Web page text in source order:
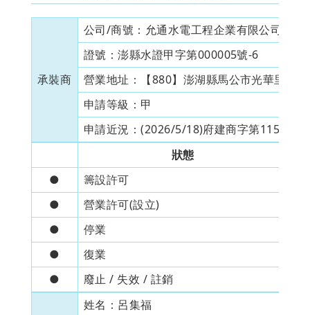
承裝商
公司/商號： 允通水電工程企業有限公司
證號：澎縣水證甲字第000005號-6
營業地址：
【880】澎湖縣馬公市光華里130
申請等級： 甲
申請近況：(2026/5/18)府建商字第
狀態
●
籌設許可
●
營業許可(設立)
●
停業
●
復業
●
廢止 / 失效 / 註銷
姓名： 呂集福